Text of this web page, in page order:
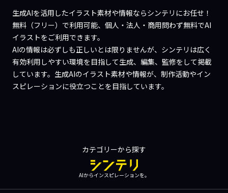
生成AIを活用したイラスト素材や情報ならシンテリにお任せ！
無料（フリー）で利用可能、個人・法人・商用問わず無料でAI
イラストをご利用できます。
AIの情報は必ずしも正しいとは限りませんが、シンテリは広く
有効利用しやすい環境を目指して生成、編集、監修をして掲載
しています。生成AIのイラスト素材や情報が、制作活動やイン
スピレーションに役立つことを目指しています。
カテゴリーから探す
AIからインスピレーションを。